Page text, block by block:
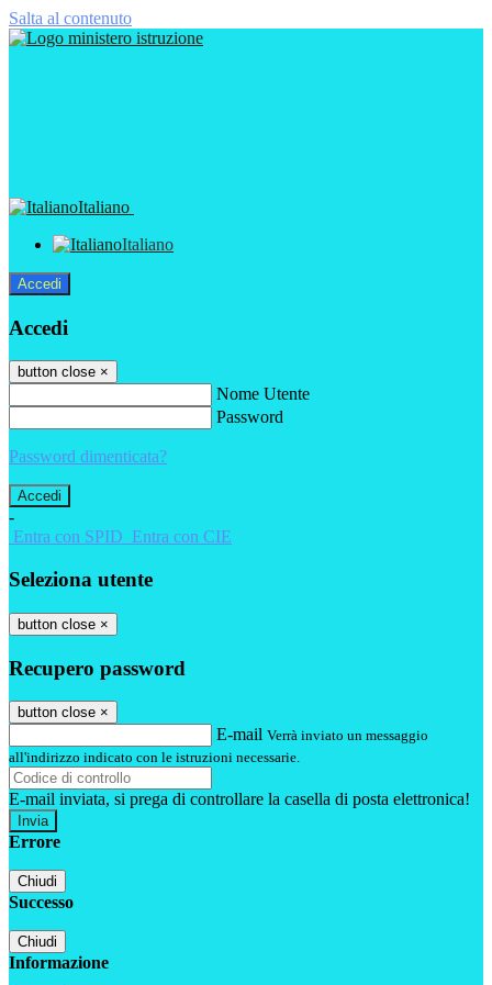
Salta al contenuto
Italiano
Italiano
Accedi
Accedi
button close ×
Nome Utente
Password
Password dimenticata?
-
Entra con SPID Entra con CIE
Seleziona utente
button close ×
Recupero password
button close ×
E-mail Verrà inviato un messaggio
all'indirizzo indicato con le istruzioni necessarie.
E-mail inviata, si prega di controllare la casella di posta elettronica!
Errore
Chiudi
Successo
Chiudi
Informazione